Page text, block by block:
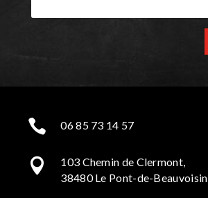
 06 85 73 14 57

103 Chemin de Clermont,
38480 Le Pont-de-Beauvoisin